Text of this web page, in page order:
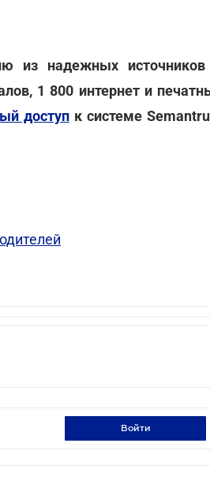
из надежных
1 800 интернет и
доступк системе
войти